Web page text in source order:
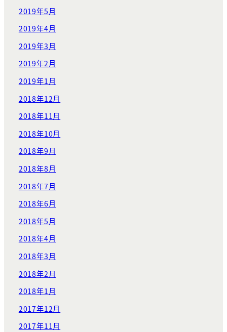
2019年5月
2019年4月
2019年3月
2019年2月
2019年1月
2018年12月
2018年11月
2018年10月
2018年9月
2018年8月
2018年7月
2018年6月
2018年5月
2018年4月
2018年3月
2018年2月
2018年1月
2017年12月
2017年11月